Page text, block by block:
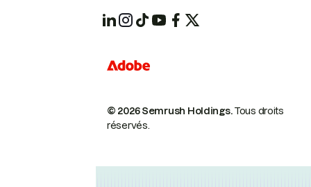
© 2026 Semrush Holdings.Tous droits
réservés.